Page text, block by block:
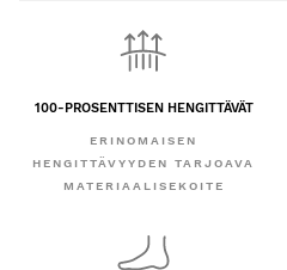
100-PROSENTTISEN HENGITTÄVÄT
ERINOMAISEN
HENGITTÄVYYDEN TARJOAVA
MATERIAALISEKOITE